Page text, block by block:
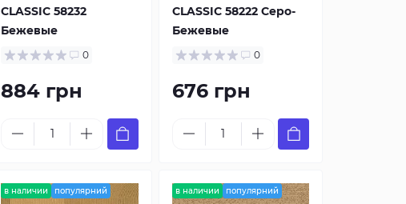
CLASSIC 58232
Бежевые
0
884 грн
CLASSIC 58222 Серо-
Бежевые
0
676 грн
в наличии популярний в наличии популярний